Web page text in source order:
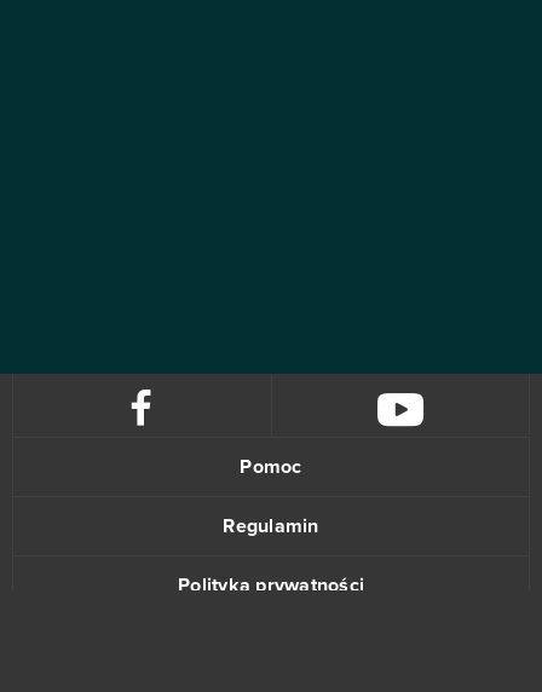
Pomoc
Regulamin
Polityka prywatności